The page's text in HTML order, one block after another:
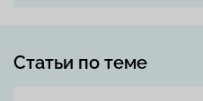
Статьи по теме